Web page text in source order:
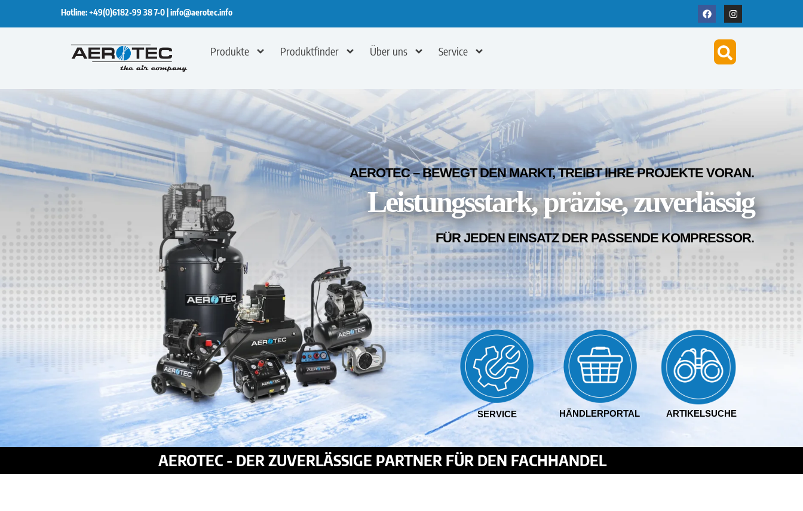
Hotline:+49(0)6182-99 38 7-0 info@aerotec.info
Produkte Produktfinder Über uns Service
FÜR JEDEN EINSATZ DER PASSENDE KOMPRESSOR.
SERVICE
Leistungsstark, präzise, zuverlässig
AEROTEC – BEWEGT DEN MARKT, TREIBT IHRE PROJEKTE VORAN.
HÄNDLERPORTAL ARTIKELSUCHE
AEROTEC - DER ZUVERLÄSSIGE PARTNER FÜR DEN FACHHANDEL